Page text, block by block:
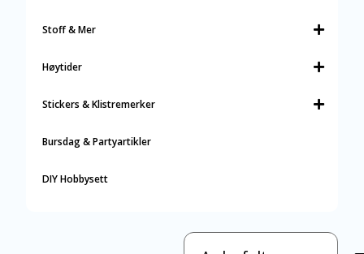
Stoff & Mer
Høytider
Stickers & Klistremerker
Bursdag & Partyartikler
DIY Hobbysett